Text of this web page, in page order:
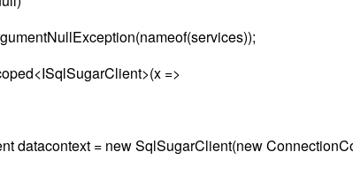
=>
= new SqlSugarClient(new